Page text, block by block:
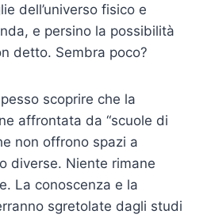
dell’universo fisico e
e persino la possibilità
detto. Sembra poco?
scoprire che la
affrontata da “scuole di
non offrono spazi a
diverse. Niente rimane
La conoscenza e la
sgretolate dagli studi